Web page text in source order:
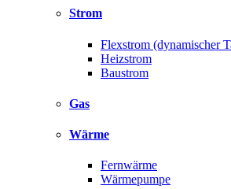
Strom
Flexstrom (dynamischer
Heizstrom
Baustrom
Gas
Wärme
Fernwärme
Wärmepumpe